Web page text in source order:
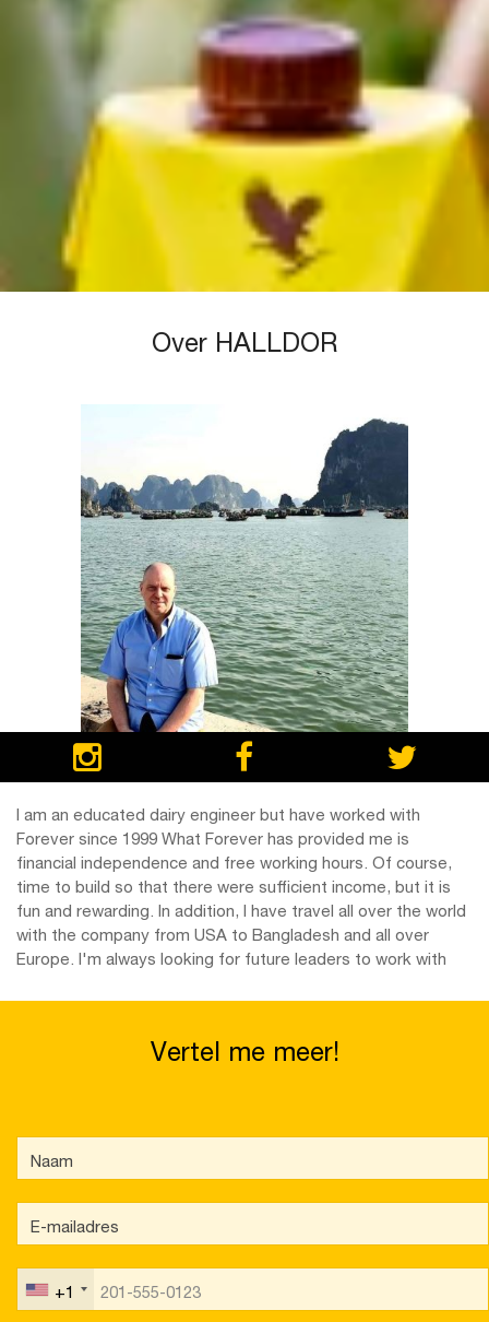
Over HALLDOR
I am an educated dairy engineer but have worked with
Forever since 1999 What Forever has provided me is
financial independence and free working hours. Of course,
time to build so that there were sufficient income, but it is
fun and rewarding. In addition, I have travel all over the world
with the company from USA to Bangladesh and all over
Europe. I'm always looking for future leaders to work with
Vertel me meer!
+1